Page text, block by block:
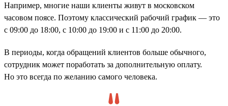
Например, многие наши клиенты живут в московском
часовом поясе. Поэтому классический рабочий график — это
с 09:00 до 18:00, с 10:00 до 19:00 и с 11:00 до 20:00.
В периоды, когда обращений клиентов больше обычного,
сотрудник может поработать за дополнительную оплату.
Но это всегда по желанию самого человека.